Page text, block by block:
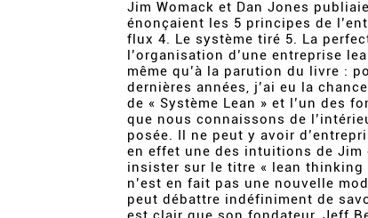
Jim Womack et Dan Jones
énonçaient les 5 principes de
flux 4. Le système tiré 5. La
l’organisation d’une entreprise
même qu’à la parution du livre :
dernières années, j’ai eu la
de « Système Lean » et l’un des
que nous connaissons de
posée. Il ne peut y avoir
en effet une des intuitions de Jim
insister sur le titre « lean thinking
n’est en fait pas une nouvelle
peut débattre indéfiniment de